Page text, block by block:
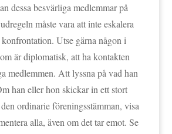
dessa besvärliga medlemmar på
måste vara att inte eskalera
Utse gärna någon i
är diplomatisk, att ha kontakten
medlemmen. Att lyssna på vad han
han eller hon skickar in ett stort
ordinarie föreningsstämman, visa
alla, även om det tar emot. Se